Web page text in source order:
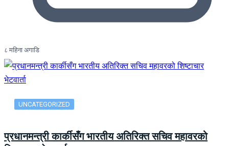
८ महिना अगाडि
UNCATEGORIZED
प्रधानमन्त्री कार्कीसँग भारतीय अतिरिक्त सचिव महावरको